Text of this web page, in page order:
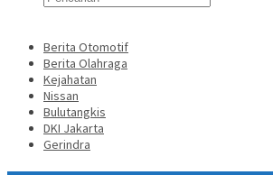
Berita Otomotif
Berita Olahraga
Kejahatan
Nissan
Bulutangkis
DKI Jakarta
Gerindra